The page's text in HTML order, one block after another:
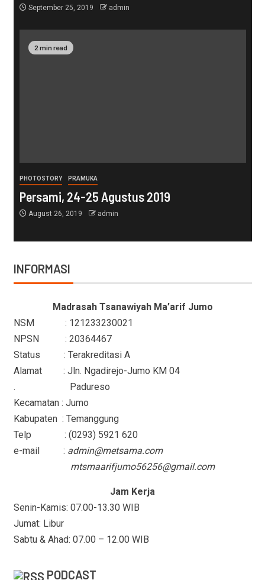
September 25, 2019 admin
2 min read
PHOTOSTORY PRAMUKA
Persami, 24-25 Agustus 2019
August 26, 2019 admin
INFORMASI
Madrasah Tsanawiyah Ma’arif Jumo
NSM : 121233230021
NPSN : 20364467
Status : Terakreditasi A
Alamat : Jln. Ngadirejo-Jumo KM 04
. Padureso
Kecamatan : Jumo
Kabupaten : Temanggung
Telp : (0293) 5921 620
e-mail : admin@metsama.com
mtsmaarifjumo56256@gmail.com
Jam Kerja
Senin-Kamis: 07.00-13.30 WIB
Jumat: Libur
Sabtu & Ahad: 07.00 – 12.00 WIB
PODCAST